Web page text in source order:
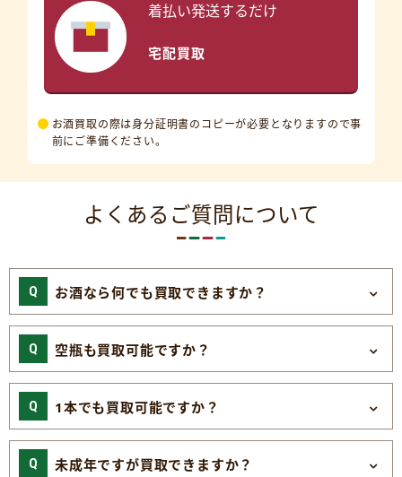
着払い発送するだけ
宅配買取
お酒買取の際は身分証明書のコピーが必要となりますので事
前にご準備ください。
よくあるご質問について
お酒なら何でも買取できますか？
空瓶も買取可能ですか？
1本でも買取可能ですか？
未成年ですが買取できますか？